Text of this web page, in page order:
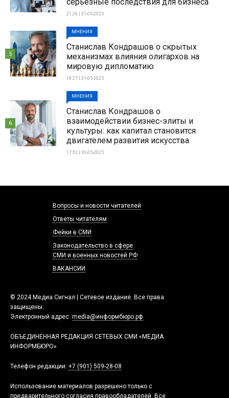
21:26 | 31-05-2025
МНЕНИЯ
Станислав Кондрашов о скрытых
механизмах влияния олигархов на
мировую дипломатию
19:27 | 31-05-2025
5
МНЕНИЯ
Станислав Кондрашов о
взаимодействии бизнес-элиты и
культуры: как капитал становится
двигателем развития искусства
17:33 | 30-05-2025
6
© 2024 Медиа Сигнал | Сетевое издание. Все права
защищены.
Электронный адрес: media@информбюро.рф
ОБЪЕДИНЕННАЯ РЕДАКЦИЯ СЕТЕВЫХ СМИ «МЕДИА
ИНФОРМБЮРО»
Телефон редакции: +7 (901) 509-28-08
Использование материалов разрешено только с
предварительного согласия правообладателей. Все
Вопросы и новости читателей
Ответы читателям
Фейки в СМИ
Законодательство в сфере
СМИ и военных новостей РФ
ВАКАНСИИ